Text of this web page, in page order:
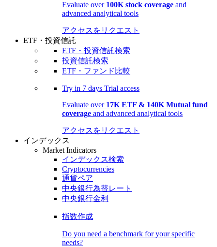
Evaluate over 100K stock coverage and
advanced analytical tools
アクセスをリクエスト
ETF・投資信託
ETF・投資信託検索
投資信託検索
ETF・ファンド比較
Try in 7 days Trial access
Evaluate over 17K ETF & 140K Mutual fund
coverage and advanced analytical tools
アクセスをリクエスト
インデックス
Market Indicators
インデックス検索
Cryptocurrencies
通貨ペア
中央銀行為替レート
中央銀行金利
指数作成
Do you need a benchmark for your specific
needs?